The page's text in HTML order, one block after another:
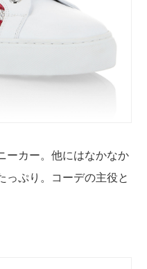
ーカー。他にはなかなか
っぷり。コーデの主役と